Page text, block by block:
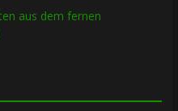
aus dem fernen